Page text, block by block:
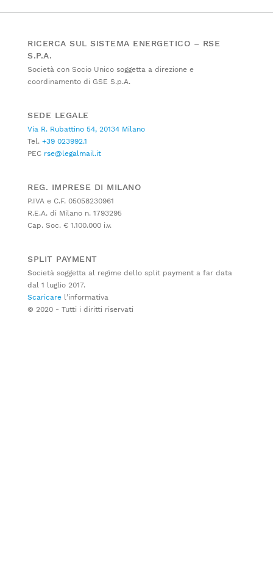
RICERCA SUL SISTEMA ENERGETICO – RSE
S.P.A.
Società con Socio Unico soggetta a direzione e
coordinamento di GSE S.p.A.
SEDE LEGALE
Via R. Rubattino 54, 20134 Milano
Tel. +39 023992.1
PEC rse@legalmail.it
REG. IMPRESE DI MILANO
P.IVA e C.F. 05058230961
R.E.A. di Milano n. 1793295
Cap. Soc. € 1.100.000 i.v.
SPLIT PAYMENT
Società soggetta al regime dello split payment a far data
dal 1 luglio 2017.
Scaricare l’informativa
© 2020 - Tutti i diritti riservati